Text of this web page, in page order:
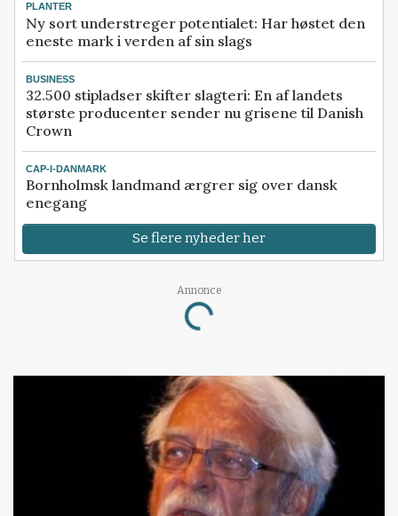
PLANTER
Ny sort understreger potentialet: Har høstet den
eneste mark i verden af sin slags
BUSINESS
32.500 stipladser skifter slagteri: En af landets
største producenter sender nu grisene til Danish
Crown
CAP-I-DANMARK
Bornholmsk landmand ærgrer sig over dansk
enegang
Se flere nyheder her
Annonce
Loading...